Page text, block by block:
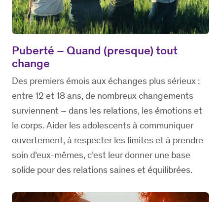
Puberté – Quand (presque) tout
change
Des premiers émois aux échanges plus sérieux :
entre 12 et 18 ans, de nombreux changements
surviennent – dans les relations, les émotions et
le corps. Aider les adolescents à communiquer
ouvertement, à respecter les limites et à prendre
soin d’eux-mêmes, c’est leur donner une base
solide pour des relations saines et équilibrées.